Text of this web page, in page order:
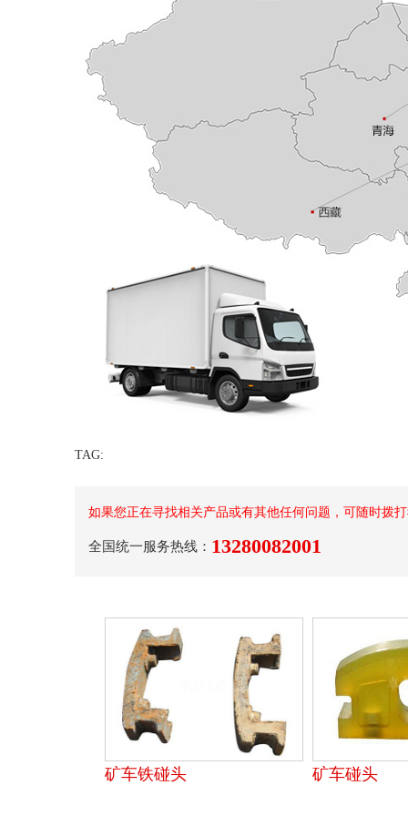
TAG:
如果您正在寻找相关产品或有其他任何问题，可随时拨
全国统一服务热线： 13280082001
矿车铁碰头 矿车碰头